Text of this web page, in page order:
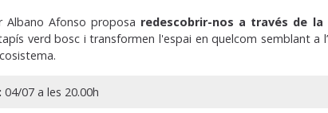
Albano Afonso proposa redescobrir-nos a través de la
verd bosc i transformen l'espai en quelcom semblant a
04/07 a les 20.00h